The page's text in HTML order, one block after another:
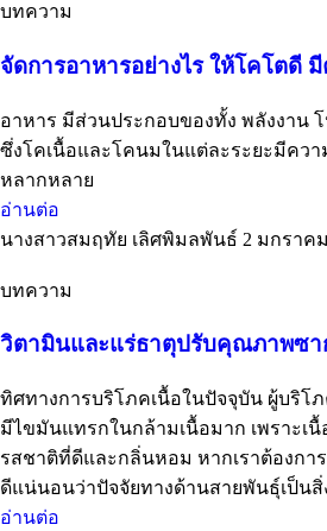
บทความ
จัดการอาหารอย่างไร ให้โคโตดี
อาหาร มีส่วนประกอบของทั้ง พลังงาน
ซึ่งโคเนื้อและโคนมในแต่ละระยะมีคว
หลากหลาย
อ่านต่อ
นางสาวสมฤทัย เลิศพิมลพันธ์ 2 มกราค
บทความ
วิตามินและแร่ธาตุปรับคุณภาพซา
ทิศทางการบริโภคเนื้อในปัจจุบัน ผู้บริ
มีไขมันแทรกในกล้ามเนื้อมาก เพราะเ
รสชาติที่ดีและกลิ่นหอม หากเราต้องก
ดีแน่นอนว่าปัจจัยทางด้านสายพันธุ์เป็น
อ่านต่อ